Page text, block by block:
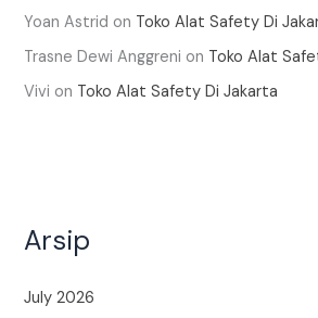
Yoan Astrid on Toko Alat Safety Di
Trasne Dewi Anggreni on Toko Alat
Vivi on Toko Alat Safety Di Jakarta
Arsip
July 2026